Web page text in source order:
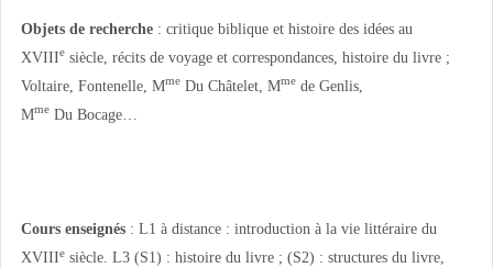
Objets de recherche: critique biblique et histoire des idées au
XVIIIesiècle, récits de voyage et correspondances, histoire du livre ;
Voltaire, Fontenelle, MmeDu Châtelet, Mmede Genlis,
MmeDu Bocage…
Cours enseignés: L1 à distance : introduction à la vie littéraire du
XVIIIesiècle. L3 (S1) : histoire du livre ; (S2) : structures du livre,